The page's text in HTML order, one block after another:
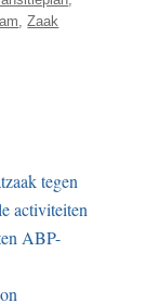
,Zaak
tegen
activiteiten
ABP-